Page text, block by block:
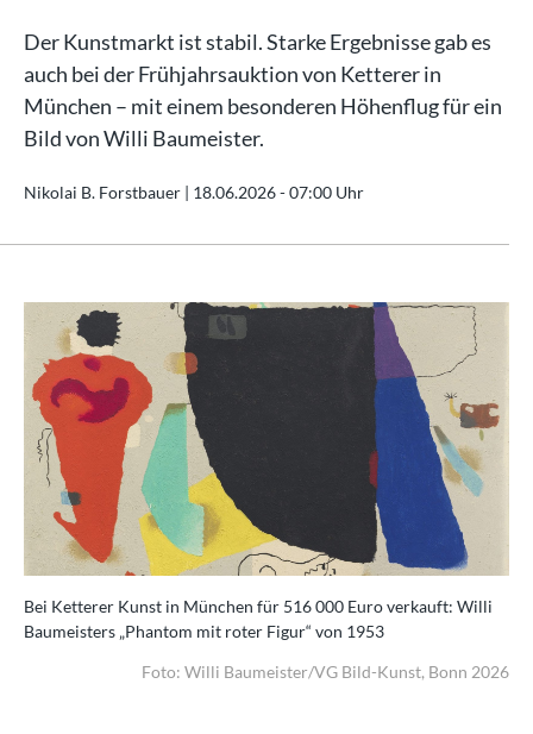
Der Kunstmarkt ist stabil. Starke Ergebnisse gab es
auch bei der Frühjahrsauktion von Ketterer in
München – mit einem besonderen Höhenflug für ein
Bild von Willi Baumeister.
Nikolai B. Forstbauer | 18.06.2026 - 07:00 Uhr
Bei Ketterer Kunst in München für 516 000 Euro verkauft: Willi
Baumeisters „Phantom mit roter Figur“ von 1953
Foto: Willi Baumeister/VG Bild-Kunst, Bonn 2026